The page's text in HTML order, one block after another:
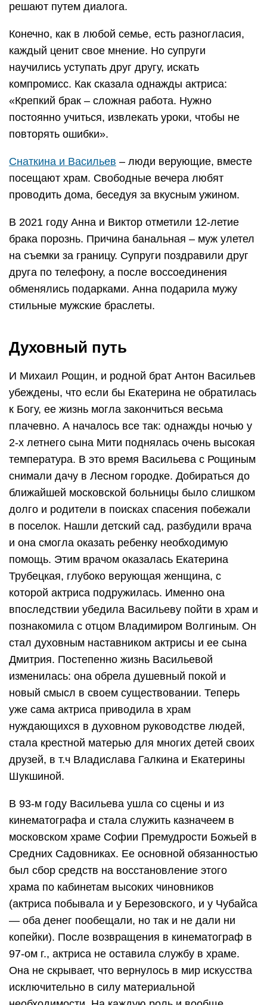
решают путем диалога.
Конечно, как в любой семье, есть разногласия,
каждый ценит свое мнение. Но супруги
научились уступать друг другу, искать
компромисс. Как сказала однажды актриса:
«Крепкий брак – сложная работа. Нужно
постоянно учиться, извлекать уроки, чтобы не
повторять ошибки».
Снаткина и Васильев – люди верующие, вместе
посещают храм. Свободные вечера любят
проводить дома, беседуя за вкусным ужином.
В 2021 году Анна и Виктор отметили 12-летие
брака порознь. Причина банальная – муж улетел
на съемки за границу. Супруги поздравили друг
друга по телефону, а после воссоединения
обменялись подарками. Анна подарила мужу
стильные мужские браслеты.
Духовный путь
И Михаил Рощин, и родной брат Антон Васильев
убеждены, что если бы Екатерина не обратилась
к Богу, ее жизнь могла закончиться весьма
плачевно. А началось все так: однажды ночью у
2-х летнего сына Мити поднялась очень высокая
температура. В это время Васильева с Рощиным
снимали дачу в Лесном городке. Добираться до
ближайшей московской больницы было слишком
долго и родители в поисках спасения побежали
в поселок. Нашли детский сад, разбудили врача
и она смогла оказать ребенку необходимую
помощь. Этим врачом оказалась Екатерина
Трубецкая, глубоко верующая женщина, с
которой актриса подружилась. Именно она
впоследствии убедила Васильеву пойти в храм и
познакомила с отцом Владимиром Волгиным. Он
стал духовным наставником актрисы и ее сына
Дмитрия. Постепенно жизнь Васильевой
изменилась: она обрела душевный покой и
новый смысл в своем существовании. Теперь
уже сама актриса приводила в храм
нуждающихся в духовном руководстве людей,
стала крестной матерью для многих детей своих
друзей, в т.ч Владислава Галкина и Екатерины
Шукшиной.
В 93-м году Васильева ушла со сцены и из
кинематографа и стала служить казначеем в
московском храме Софии Премудрости Божьей в
Средних Садовниках. Ее основной обязанностью
был сбор средств на восстановление этого
храма по кабинетам высоких чиновников
(актриса побывала и у Березовского, и у Чубайса
— оба денег пообещали, но так и не дали ни
копейки). После возвращения в кинематограф в
97-ом г., актриса не оставила службу в храме.
Она не скрывает, что вернулось в мир искусства
исключительно в силу материальной